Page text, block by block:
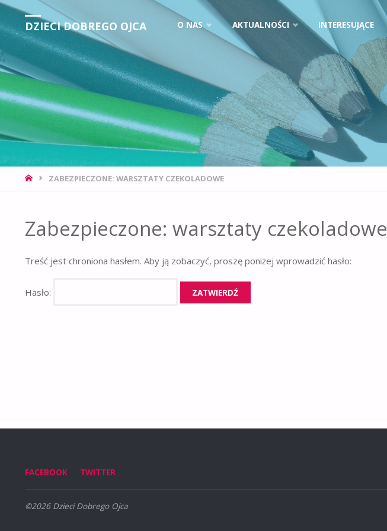
DZIECI DOBREGO OJCA O NAS AKTUALNOŚCI INTERESUJĄCE
ZABEZPIECZONE: WARSZTATY CZEKOLADOWE
Zabezpieczone: warsztaty czekoladowe
Treść jest chroniona hasłem. Aby ją zobaczyć, proszę poniżej wprowadzić hasło:
Hasło:
FACEBOOK TWITTER
©2026 Dzieci Dobrego Ojca